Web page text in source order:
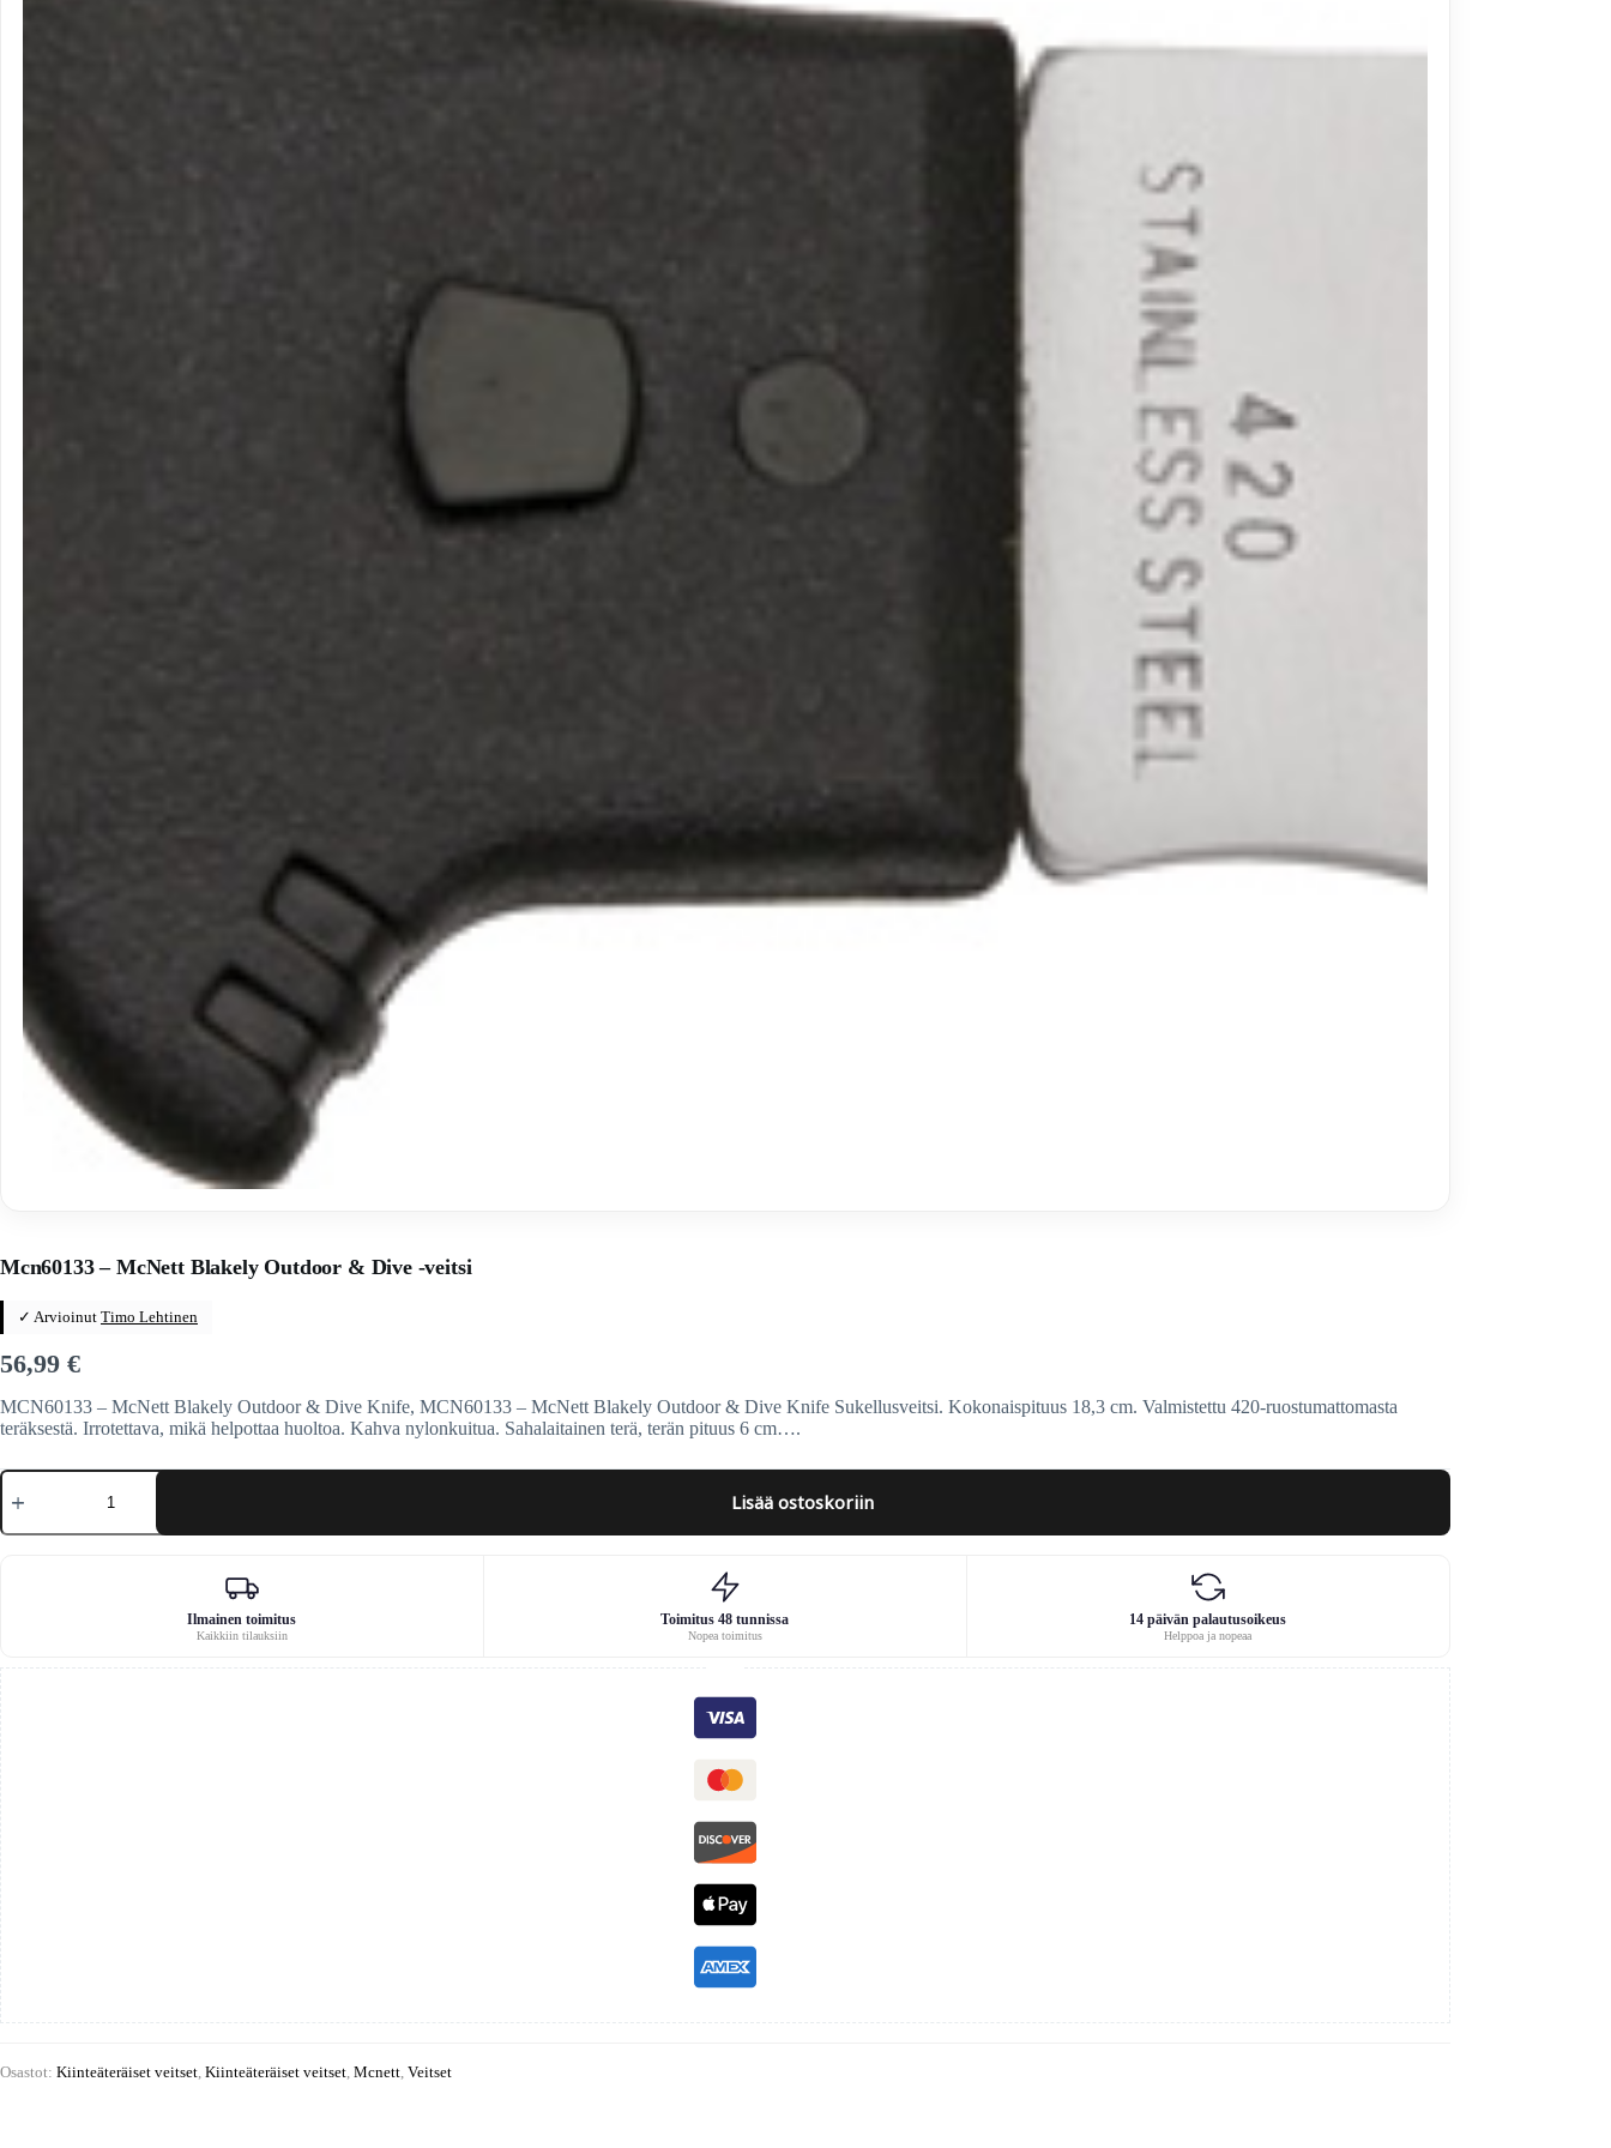
Mcn60133 – McNett Blakely Outdoor & Dive -veitsi
✓ Arvioinut Timo Lehtinen
56,99 €
MCN60133 – McNett Blakely Outdoor & Dive Knife, MCN60133 – McNett Blakely Outdoor & Dive Knife Sukellusveitsi. Kokonaispituus 18,3 cm. Valmistettu 420-ruostumattomasta
teräksestä. Irrotettava, mikä helpottaa huoltoa. Kahva nylonkuitua. Sahalaitainen terä, terän pituus 6 cm….
Mcn60133
Blakely
Lisää ostoskoriin
Ilmainen toimitus
Kaikkiin tilauksiin
Toimitus 48 tunnissa
Nopea toimitus
14 päivän palautusoikeus
Helppoa ja nopeaa
Osastot: Kiinteäteräiset veitset Kiinteäteräiset veitset Mcnett Veitset